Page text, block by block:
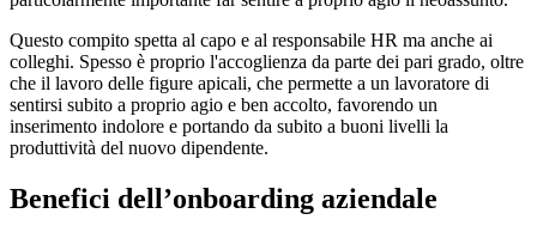
Questo compito spetta al capo e al responsabile HR ma anche ai
colleghi. Spesso è proprio l'accoglienza da parte dei pari grado, oltre
che il lavoro delle figure apicali, che permette a un lavoratore di
sentirsi subito a proprio agio e ben accolto, favorendo un
inserimento indolore e portando da subito a buoni livelli la
produttività del nuovo dipendente.
Benefici dell’onboarding aziendale